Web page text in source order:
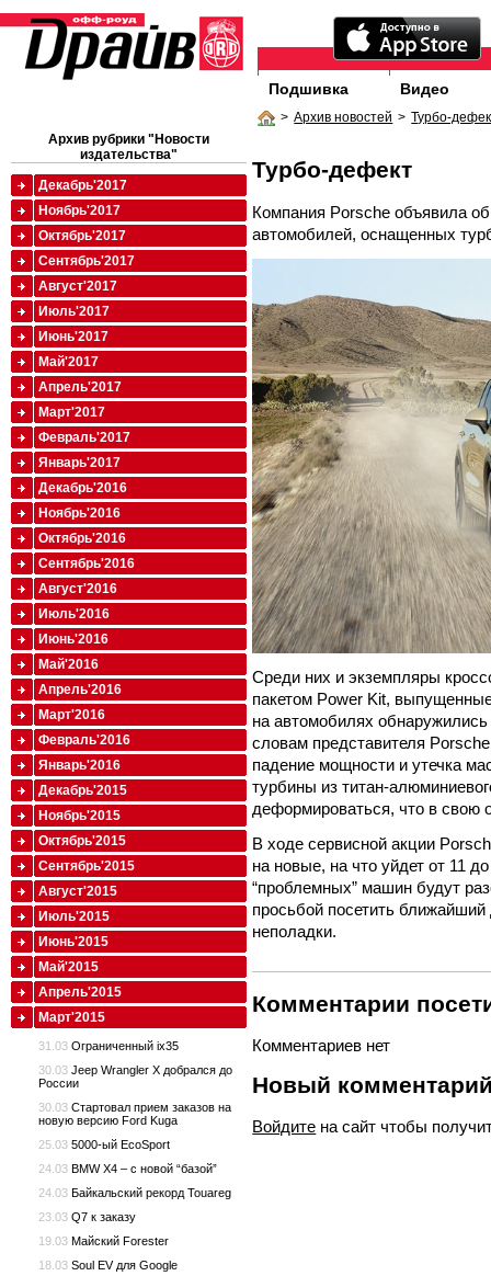
Подшивка Видео
> Архив новостей > Турбо-
Турбо-дефект
Компания Porsche объявила
автомобилей, оснащенных
Среди них и экземпляры
пакетом Power Kit,
на автомобилях
словам представителя
падение мощности и утечка
турбины из титан-
деформироваться, что в свою
В ходе сервисной акции
на новые, на что уйдет от 11
“проблемных” машин будут
просьбой посетить
неполадки.
Комментарии
Комментариев нет
Новый
Войдите на сайт чтобы
Архив рубрики "Новости
издательства"
Декабрь'2017
Ноябрь'2017
Октябрь'2017
Сентябрь'2017
Август'2017
Июль'2017
Июнь'2017
Май'2017
Апрель'2017
Март'2017
Февраль'2017
Январь'2017
Декабрь'2016
Ноябрь'2016
Октябрь'2016
Сентябрь'2016
Август'2016
Июль'2016
Июнь'2016
Май'2016
Апрель'2016
Март'2016
Февраль'2016
Январь'2016
Декабрь'2015
Ноябрь'2015
Октябрь'2015
Сентябрь'2015
Август'2015
Июль'2015
Июнь'2015
Май'2015
Апрель'2015
Март'2015
31.03 Ограниченный ix35
30.03 Jeep Wrangler X добрался до
России
30.03 Стартовал прием заказов на
новую версию Ford Kuga
25.03 5000-ый EcoSport
24.03 BMW X4 – с новой “базой”
24.03 Байкальский рекорд Touareg
23.03 Q7 к заказу
19.03 Майский Forester
18.03 Soul EV для Google